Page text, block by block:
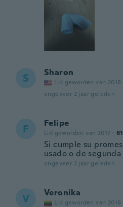
S Sharon
Lid geworden van 2018
ongeveer 2 jaar geleden
F Felipe
Lid geworden van 2017 · 61
Si cumple su
usado o de segunda
ongeveer 2 jaar geleden
V Veronika
Lid geworden van 2018